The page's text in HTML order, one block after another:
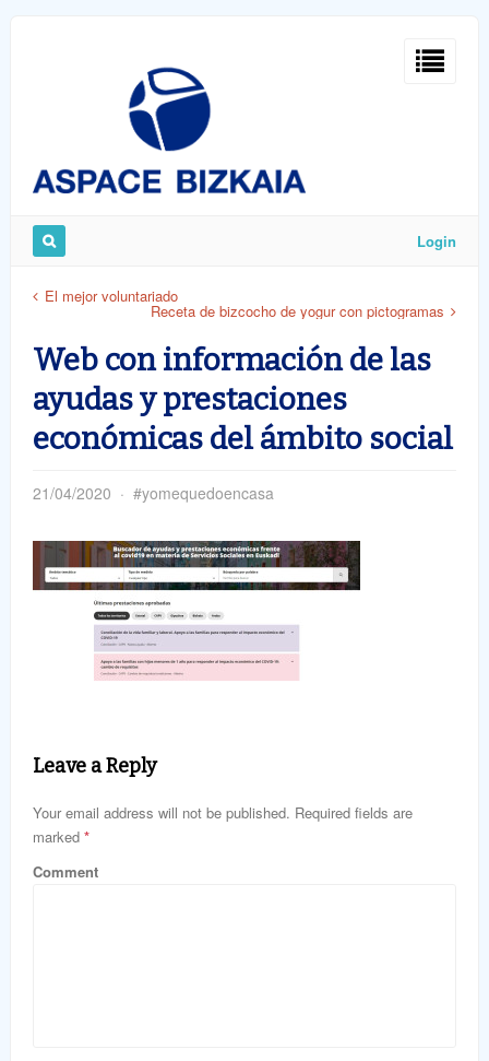
Remember
Login
El mejor voluntariado
Receta de bizcocho de yogur con pictogramas
Web con información de las
ayudas y prestaciones
económicas del ámbito social
21/04/2020 #yomequedoencasa
Leave a Reply
Your email address will not be published. Required fields are
marked *
Comment